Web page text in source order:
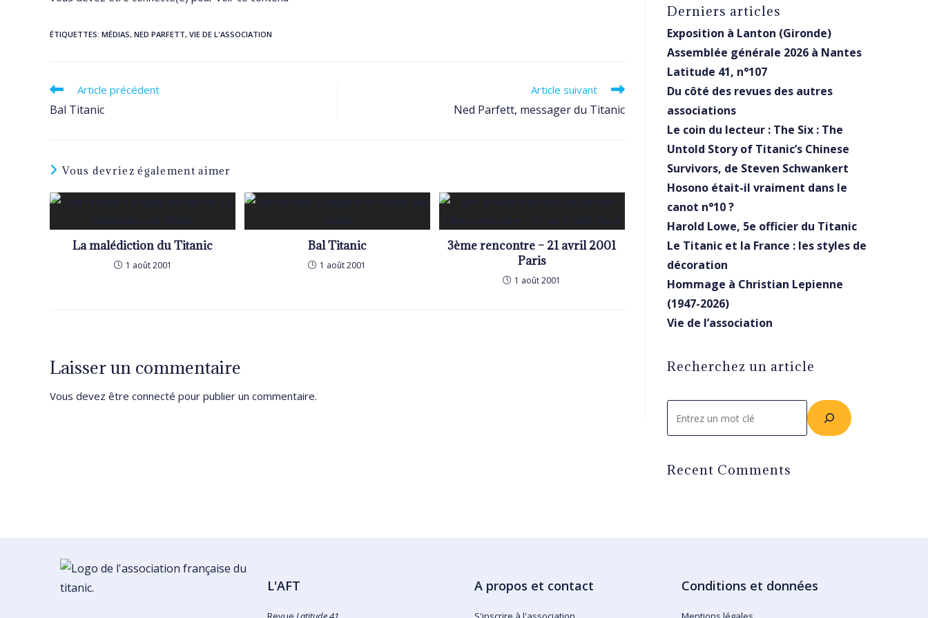
ÉTIQUETTES: MÉDIAS, NED PARFETT, VIE DE L'ASSOCIATION
Read
articles
Article précédent
Bal Titanic
Article suivant
Ned Parfett, messager du Titanic
Vous devriez également aimer
La malédiction du Titanic
1 août 2001
Bal Titanic
1 août 2001
3ème rencontre – 21 avril 2001
Paris
1 août 2001
Laisser un commentaire
Vous devez être connecté pour publier un commentaire.
Derniers articles
Exposition à Lanton (Gironde)
Assemblée générale 2026 à Nantes
Latitude 41, n°107
Du côté des revues des autres
associations
Le coin du lecteur : The Six : The
Untold Story of Titanic’s Chinese
Survivors, de Steven Schwankert
Hosono était-il vraiment dans le
canot n°10 ?
Harold Lowe, 5e officier du Titanic
Le Titanic et la France : les styles de
décoration
Hommage à Christian Lepienne
(1947-2026)
Vie de l’association
Recherchez un article
Recent Comments
L'AFT A propos et contact Conditions et données